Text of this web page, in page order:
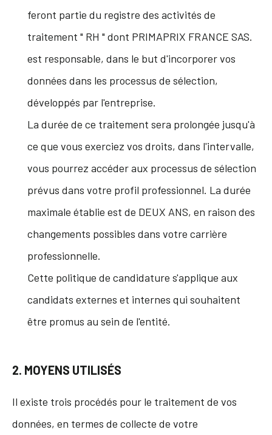
feront partie du registre des activités de
traitement " RH " dont PRIMAPRIX FRANCE SAS.
est responsable, dans le but d'incorporer vos
données dans les processus de sélection,
développés par l'entreprise.
La durée de ce traitement sera prolongée jusqu'à
ce que vous exerciez vos droits, dans l'intervalle,
vous pourrez accéder aux processus de sélection
prévus dans votre profil professionnel. La durée
maximale établie est de DEUX ANS, en raison des
changements possibles dans votre carrière
professionnelle.
Cette politique de candidature s'applique aux
candidats externes et internes qui souhaitent
être promus au sein de l'entité.
2. MOYENS UTILISÉS
Il existe trois procédés pour le traitement de vos
données, en termes de collecte de votre